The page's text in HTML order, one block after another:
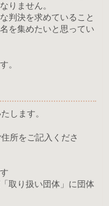
りません。
判決を求めていること
を集めたいと思ってい
。
します。
所をご記入くださ
取り扱い団体」に団体